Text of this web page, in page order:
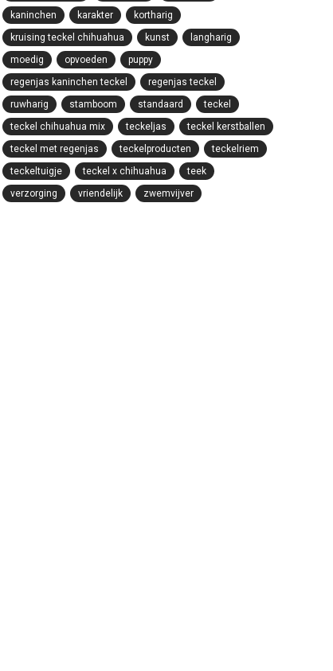
kaninchen
karakter
kortharig
kruising teckel chihuahua
kunst
langharig
moedig
opvoeden
puppy
regenjas kaninchen teckel
regenjas teckel
ruwharig
stamboom standaard
teckel
teckel chihuahua mix
teckeljas
teckel kerstballen
teckel met regenjas
teckelproducten
teckelriem
teckeltuigje
teckel x chihuahua
teek
verzorging
vriendelijk zwemvijver